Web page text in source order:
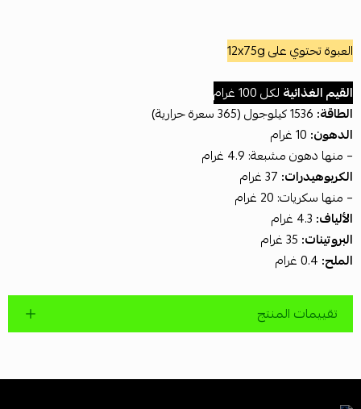
العبوة تحتوي على 12x75g
القيم الغذائية لكل 100 غرام
الطاقة:
الدهون:
– منها دهون مشبعة: 4.9 غرام
الكربوهيدرات:
– منها سكريات: 20 غرام
الألياف:
البروتينات:
الملح:
تقييمات المنتج